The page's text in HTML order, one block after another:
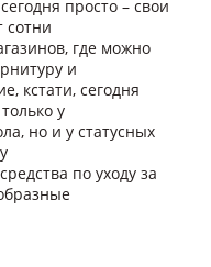
просто – свои
сотни
где можно
и
кстати, сегодня
у
но и у статусных
по уходу за